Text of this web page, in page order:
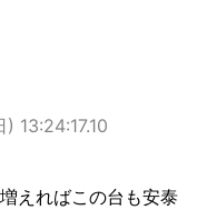
13:24:17.10
えればこの台も安泰